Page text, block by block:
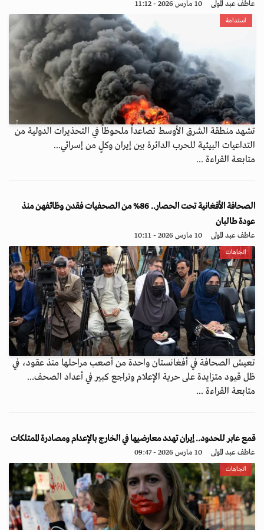
عاطف عبد المولى 10 مارس 2026 - 11:12
استدامة
تشهد منطقة الشرق الأوسط تصاعداً ملحوظاً في التحذيرات الدولية من
التداعيات البيئية للحرب الدائرة بين إيران وكلٍ من إسرائي...
متابعة القراءة ...
الصحافة الأفغانية تحت الحصار.. 86% من الصحفيات فقدن وظائفهن منذ
عودة طالبان
عاطف عبد المولى 10 مارس 2026 - 10:11
اتجاهات
تعيش الصحافة في أفغانستان واحدة من أصعب مراحلها منذ عقود، في
ظل قيود متزايدة على حرية الإعلام وتراجع كبير في أعداد الصحف...
متابعة القراءة ...
قمع عابر للحدود.. إيران تهدد معارضيها في الخارج بالإعدام ومصادرة الممتلكات
عاطف عبد المولى 10 مارس 2026 - 09:47
اتجاهات